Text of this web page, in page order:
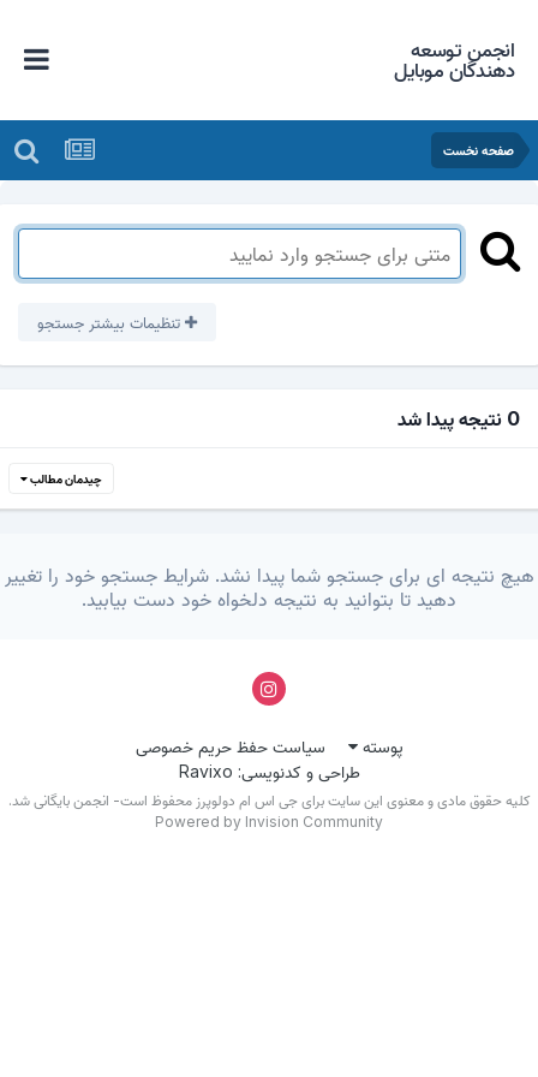
انجمن توسعه
دهندگان موبایل
صفحه نخست
تنظیمات بیشتر جستجو
0 نتیجه پیدا شد
چیدمان مطالب
نتیجه ای برای جستجو شما پیدا نشد. شرایط جستجو خود را تغییر
دهید تا بتوانید به نتیجه دلخواه خود دست بیابید.
پوسته
سیاست حفظ حریم خصوصی
طراحی و کدنویسی: Ravixo
کلیه حقوق مادی و معنوی این سایت برای جی اس ام دولوپرز محفوظ است- انجمن بایگانی شد.
Powered by Invision Community